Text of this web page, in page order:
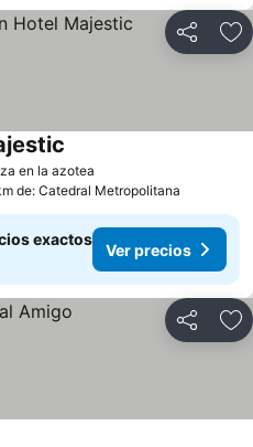
Compartir
en la azotea
de: Catedral Metropolitana
exactos
Ver precios
Compartir